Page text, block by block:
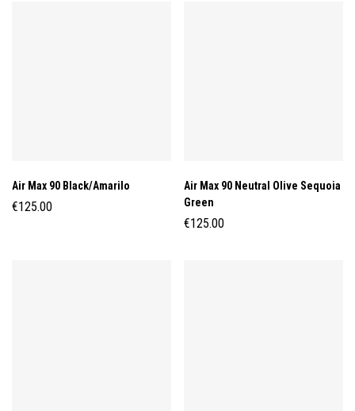
Air Max 90 Black/Amarilo
€125.00
Air Max 90 Neutral Olive Sequoia
Green
€125.00